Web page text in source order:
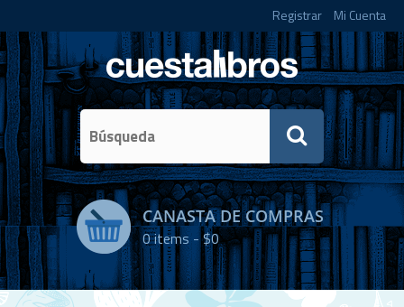
Registrar Mi Cuenta
CANASTA DE COMPRAS
0items -$0